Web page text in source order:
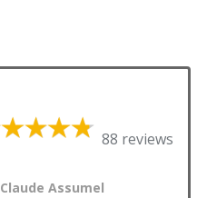
88 reviews
Claude Assumel